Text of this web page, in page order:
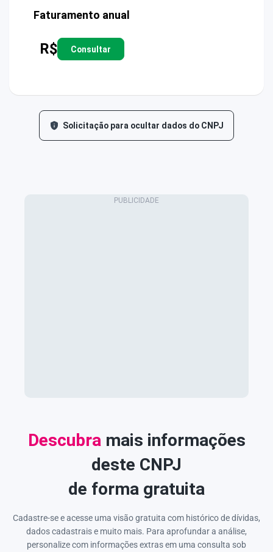
Faturamento anual
R$ Consultar
Solicitação para ocultar dados do CNPJ
Descubra mais informações
deste CNPJ
de forma gratuita
Cadastre-se e acesse uma visão gratuita com histórico de dívidas,
dados cadastrais e muito mais. Para aprofundar a análise,
personalize com informações extras em uma consulta sob